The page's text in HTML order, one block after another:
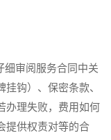
审阅服务合同中关
钩）、保密条款、
办理失败，费用如何
提供权责对等的合